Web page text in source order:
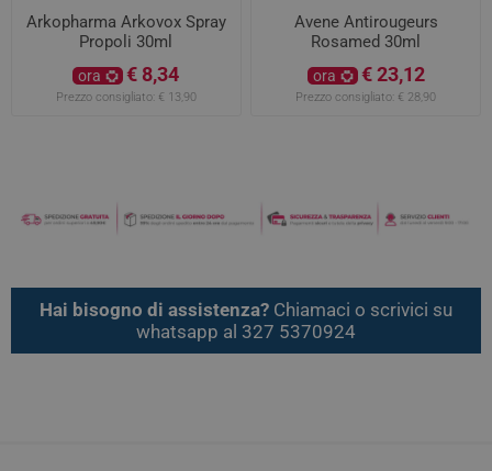
Arkopharma Arkovox Spray
Propoli 30ml
ora € 8,34
Prezzo consigliato: € 13,90
Avene Antirougeurs
Rosamed 30ml
ora € 23,12
Prezzo consigliato: € 28,90
Hai bisogno di assistenza? Chiamaci o scrivici su
whatsapp al 327 5370924